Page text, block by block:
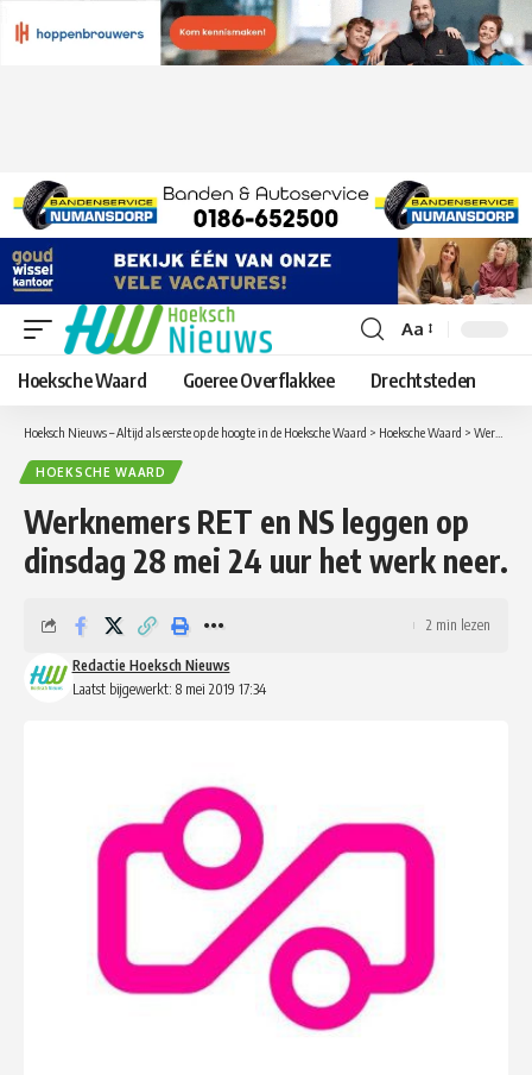
Lettergrootte
aanpassen
Aa
Hoeksche Waard Goeree Overflakkee Drechtsteden
Hoeksch Nieuws – Altijd als eerste op de hoogte in de Hoeksche Waard > Hoeksche Waard > Werknemers RET en NS leggen op dinsdag 28 mei 24 uur het werk neer.
HOEKSCHE WAARD
Werknemers RET en NS leggen op
dinsdag 28 mei 24 uur het werk neer.
Laatst bijgewerkt: 8 mei 2019 17:34
Redactie Hoeksch Nieuws
2 min lezen